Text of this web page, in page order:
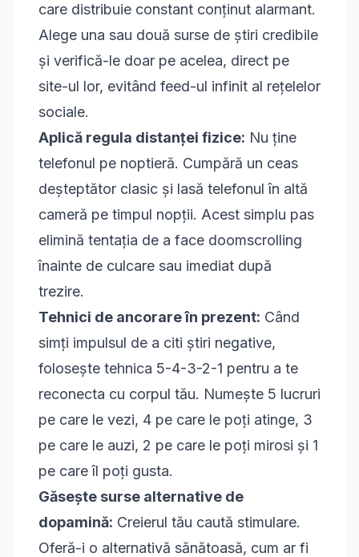
care distribuie constant conținut alarmant.
Alege una sau două surse de știri credibile
și verifică-le doar pe acelea, direct pe
site-ul lor, evitând feed-ul infinit al rețelelor
sociale.
Aplică regula distanței fizice: Nu ține
telefonul pe noptieră. Cumpără un ceas
deșteptător clasic și lasă telefonul în altă
cameră pe timpul nopții. Acest simplu pas
elimină tentația de a face doomscrolling
înainte de culcare sau imediat după
trezire.
Tehnici de ancorare în prezent: Când
simți impulsul de a citi știri negative,
folosește tehnica 5-4-3-2-1 pentru a te
reconecta cu corpul tău. Numește 5 lucruri
pe care le vezi, 4 pe care le poți atinge, 3
pe care le auzi, 2 pe care le poți mirosi și 1
pe care îl poți gusta.
Găsește surse alternative de
dopamină: Creierul tău caută stimulare.
Oferă-i o alternativă sănătoasă, cum ar fi